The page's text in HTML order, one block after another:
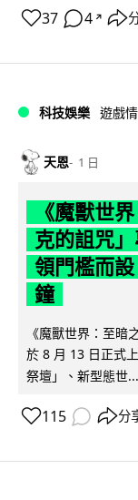
37 4 ↗
科技娛樂 遊戲
天恩 1 日
《魔獸世
克的詛咒
領門檻而
鐘
《魔獸世界：至暗
於 8 月 13 日正式
祭壇」、新型態世...
115 分